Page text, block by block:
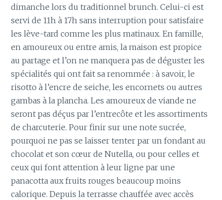
dimanche lors du traditionnel brunch. Celui-ci est
servi de 11h à 17h sans interruption pour satisfaire
les lève-tard comme les plus matinaux. En famille,
en amoureux ou entre amis, la maison est propice
au partage et l’on ne manquera pas de déguster les
spécialités qui ont fait sa renommée : à savoir, le
risotto à l’encre de seiche, les encornets ou autres
gambas à la plancha. Les amoureux de viande ne
seront pas déçus par l’entrecôte et les assortiments
de charcuterie. Pour finir sur une note sucrée,
pourquoi ne pas se laisser tenter par un fondant au
chocolat et son cœur de Nutella, ou pour celles et
ceux qui font attention à leur ligne par une
panacotta aux fruits rouges beaucoup moins
calorique. Depuis la terrasse chauffée avec accès